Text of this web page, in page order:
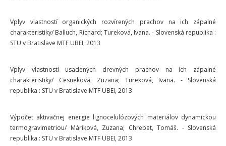
Vplyv vlastností organických rozvírených prachov na ich zápalné
charakteristiky/ Balluch, Richard; Tureková, Ivana. - Slovenská republika :
STU v Bratislave MTF UBEI, 2013
Vplyv vlastností usadených drevných prachov na ich zápalné
charakteristiky/ Cesneková, Zuzana; Tureková, Ivana. - Slovenská
republika : STU v Bratislave MTF UBEI, 2013
Výpočet aktivačnej energie lignocelulózových materiálov dynamickou
termogravimetriou/ Máriková, Zuzana; Chrebet, Tomáš. - Slovenská
republika : STU v Bratislave MTF UBEI, 2013